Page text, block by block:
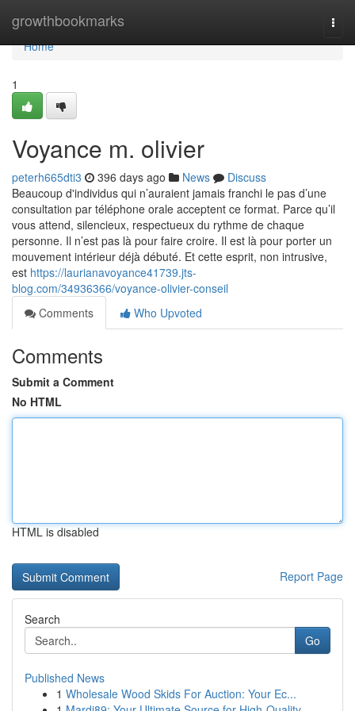
growthbookmarks
Home
Home
1
Voyance m. olivier
peterh665dti3 396 days ago News
Discuss
Beaucoup d'individus qui n’auraient jamais franchi le pas d’une
consultation par téléphone orale acceptent ce format. Parce qu’il
vous attend, silencieux, respectueux du rythme de chaque
personne. Il n’est pas là pour faire croire. Il est là pour porter un
mouvement intérieur déjà débuté. Et cette esprit, non intrusive,
est https://laurianavoyance41739.jts-
blog.com/34936366/voyance-olivier-conseil
Comments
Who Upvoted
Comments
Submit a Comment
No HTML
HTML is disabled
Report Page
Search
Go
Published News
1 Wholesale Wood Skids For Auction: Your Ec...